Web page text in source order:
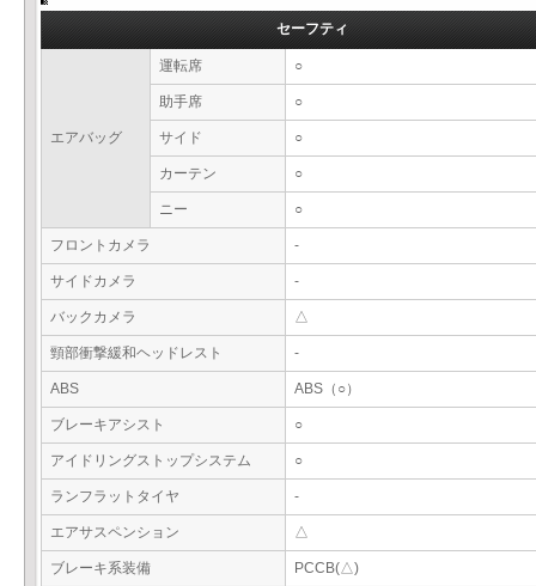
セーフティ
エアバッグ
運転席 ○
助手席 ○
サイド ○
カーテン ○
ニー ○
フロントカメラ -
サイドカメラ -
バックカメラ △
頸部衝撃緩和ヘッドレスト -
ABS ABS（○）
ブレーキアシスト ○
アイドリングストップシステム ○
ランフラットタイヤ -
エアサスペンション △
ブレーキ系装備 PCCB(△)